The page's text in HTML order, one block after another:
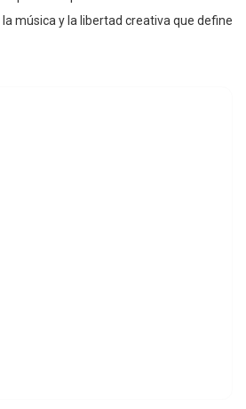
música y la libertad creativa que define